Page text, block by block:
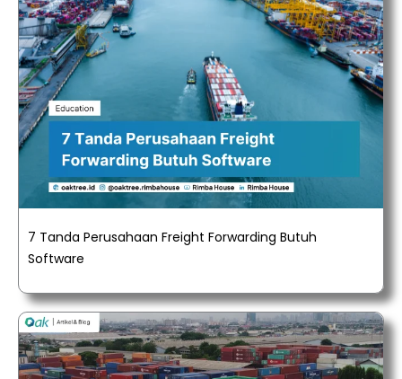
7 Tanda Perusahaan Freight Forwarding Butuh
Software